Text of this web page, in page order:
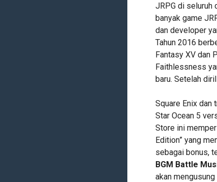
JRPG di seluruh
banyak game
dan developer
Tahun 2016
Fantasy XV dan
Faithlessness
baru. Setelah
Square Enix dan
Star Ocean 5
Store ini
Edition” yang
sebagai bonus,
BGM Battle
akan